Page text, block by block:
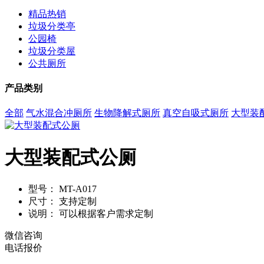
精品热销
垃圾分类亭
公园椅
垃圾分类屋
公共厕所
产品类别
全部 气水混合冲厕所 生物降解式厕所 真空自吸式厕所 大型装
大型装配式公厕
型号：
MT-A017
尺寸：
支持定制
说明：
可以根据客户需求定制
微信咨询
电话报价